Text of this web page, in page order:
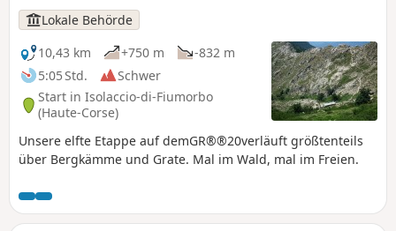
Lokale Behörde
10,43 km
+750 m
-832 m
5:05 Std.
Schwer
Start in Isolaccio-di-Fiumorbo
(Haute-Corse)
Unsere elfte Etappe auf demGR®®20verläuft größtenteils
über Bergkämme und Grate. Mal im Wald, mal im Freien.